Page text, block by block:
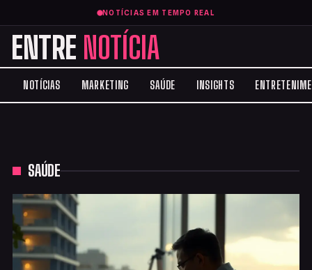
NOTÍCIAS EM TEMPO REAL
ENTRE NOTÍCIA
NOTÍCIAS MARKETING SAÚDE INSIGHTS
SAÚDE